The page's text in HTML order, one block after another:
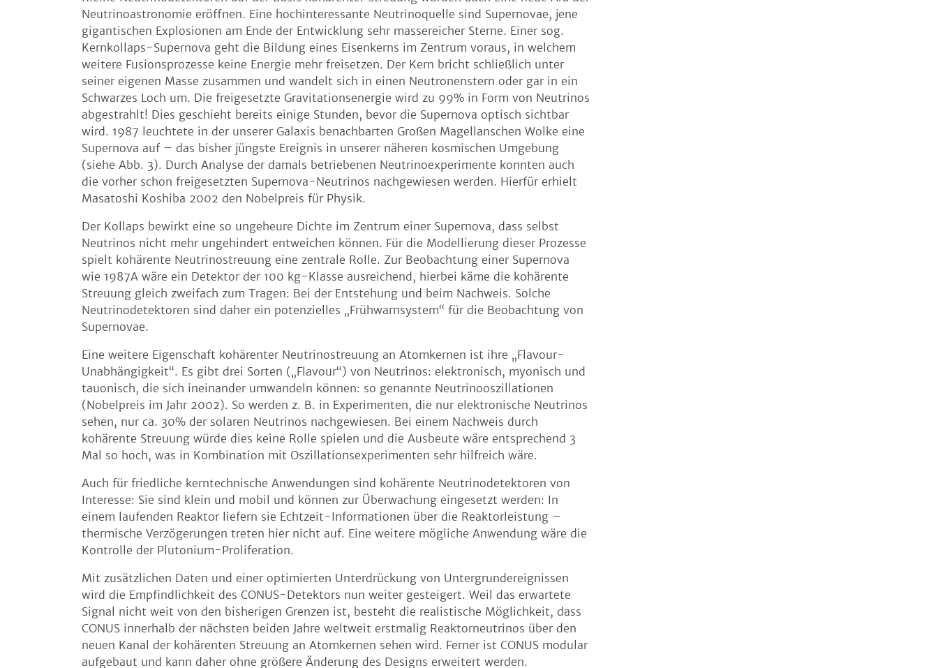
Neutrinoastronomie eröffnen. Eine hochinteressante Neutrinoquelle sind Supernovae, jene
gigantischen Explosionen am Ende der Entwicklung sehr massereicher Sterne. Einer sog.
Kernkollaps-Supernova geht die Bildung eines Eisenkerns im Zentrum voraus, in welchem
weitere Fusionsprozesse keine Energie mehr freisetzen. Der Kern bricht schließlich unter
seiner eigenen Masse zusammen und wandelt sich in einen Neutronenstern oder gar in ein
Schwarzes Loch um. Die freigesetzte Gravitationsenergie wird zu 99% in Form von Neutrinos
abgestrahlt! Dies geschieht bereits einige Stunden, bevor die Supernova optisch sichtbar
wird. 1987 leuchtete in der unserer Galaxis benachbarten Großen Magellanschen Wolke eine
Supernova auf – das bisher jüngste Ereignis in unserer näheren kosmischen Umgebung
(siehe Abb. 3). Durch Analyse der damals betriebenen Neutrinoexperimente konnten auch
die vorher schon freigesetzten Supernova-Neutrinos nachgewiesen werden. Hierfür erhielt
Masatoshi Koshiba 2002 den Nobelpreis für Physik.
Der Kollaps bewirkt eine so ungeheure Dichte im Zentrum einer Supernova, dass selbst
Neutrinos nicht mehr ungehindert entweichen können. Für die Modellierung dieser Prozesse
spielt kohärente Neutrinostreuung eine zentrale Rolle. Zur Beobachtung einer Supernova
wie 1987A wäre ein Detektor der 100 kg-Klasse ausreichend, hierbei käme die kohärente
Streuung gleich zweifach zum Tragen: Bei der Entstehung und beim Nachweis. Solche
Neutrinodetektoren sind daher ein potenzielles „Frühwarnsystem“ für die Beobachtung von
Supernovae.
Eine weitere Eigenschaft kohärenter Neutrinostreuung an Atomkernen ist ihre „Flavour-
Unabhängigkeit“. Es gibt drei Sorten („Flavour“) von Neutrinos: elektronisch, myonisch und
tauonisch, die sich ineinander umwandeln können: so genannte Neutrinooszillationen
(Nobelpreis im Jahr 2002). So werden z. B. in Experimenten, die nur elektronische Neutrinos
sehen, nur ca. 30% der solaren Neutrinos nachgewiesen. Bei einem Nachweis durch
kohärente Streuung würde dies keine Rolle spielen und die Ausbeute wäre entsprechend 3
Mal so hoch, was in Kombination mit Oszillationsexperimenten sehr hilfreich wäre.
Auch für friedliche kerntechnische Anwendungen sind kohärente Neutrinodetektoren von
Interesse: Sie sind klein und mobil und können zur Überwachung eingesetzt werden: In
einem laufenden Reaktor liefern sie Echtzeit-Informationen über die Reaktorleistung –
thermische Verzögerungen treten hier nicht auf. Eine weitere mögliche Anwendung wäre die
Kontrolle der Plutonium-Proliferation.
Mit zusätzlichen Daten und einer optimierten Unterdrückung von Untergrundereignissen
wird die Empfindlichkeit des CONUS-Detektors nun weiter gesteigert. Weil das erwartete
Signal nicht weit von den bisherigen Grenzen ist, besteht die realistische Möglichkeit, dass
CONUS innerhalb der nächsten beiden Jahre weltweit erstmalig Reaktorneutrinos über den
neuen Kanal der kohärenten Streuung an Atomkernen sehen wird. Ferner ist CONUS modular
aufgebaut und kann daher ohne größere Änderung des Designs erweitert werden.